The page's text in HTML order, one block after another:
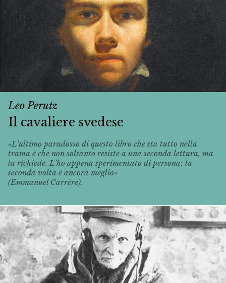
Leo Perutz
Il cavaliere svedese
«L’ultimo paradosso di questo libro che sta tutto nella
trama è che non soltanto resiste a una seconda lettura, ma
la richiede. L’ho appena sperimentato di persona: la
seconda volta è ancora meglio»
(Emmanuel Carrère).